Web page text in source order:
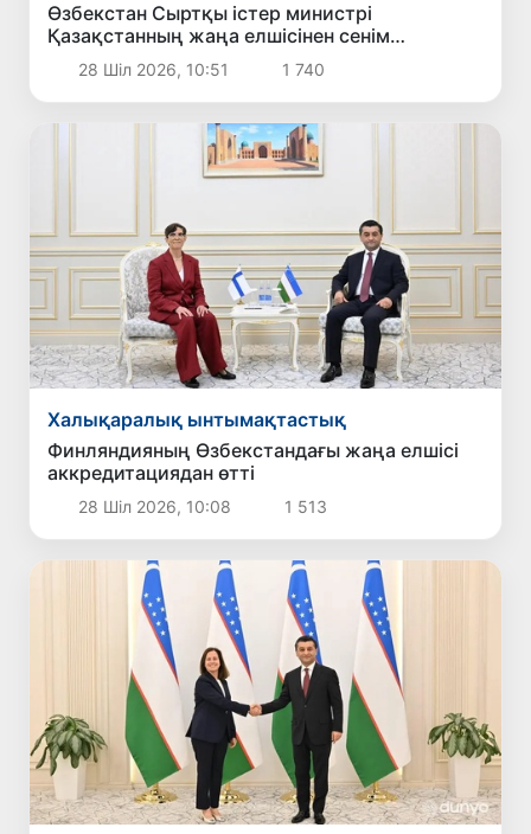
Өзбекстан Сыртқы істер министрі
Қазақстанның жаңа елшісінен сенім
грамоталарының көшірмелерін қабылдады
28 Шіл 2026, 10:51 1 740
Халықаралық ынтымақтастық
Финляндияның Өзбекстандағы жаңа елшісі
аккредитациядан өтті
28 Шіл 2026, 10:08 1 513